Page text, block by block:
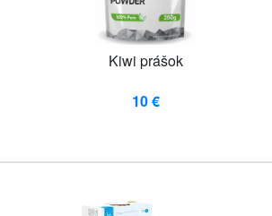
Kiwi prášok
10 €